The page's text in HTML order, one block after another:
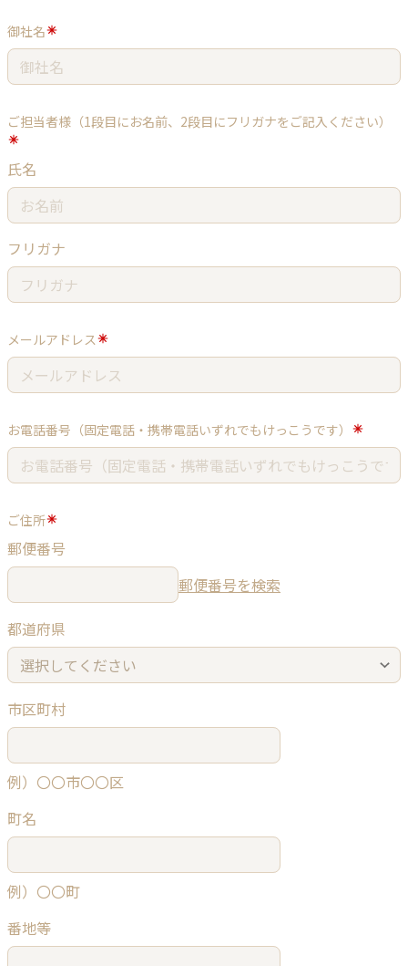
御社名
ご担当者様（1段目にお名前、2段目にフリガナをご記入ください）
氏名
フリガナ
メールアドレス
お電話番号（固定電話・携帯電話いずれでもけっこうです）
ご住所
郵便番号
郵便番号を検索
都道府県
市区町村
例）〇〇市〇〇区
町名
例）〇〇町
番地等